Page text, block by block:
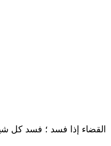
القضاء إذا فسد ؛ فسد كل